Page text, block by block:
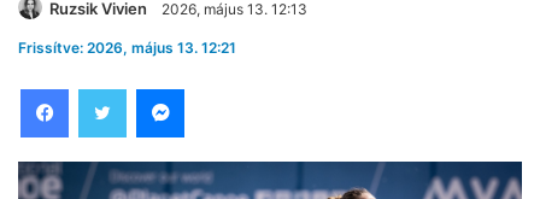
Ruzsik Vivien 2026, május 13. 12:13
Frissítve: 2026, május 13. 12:21